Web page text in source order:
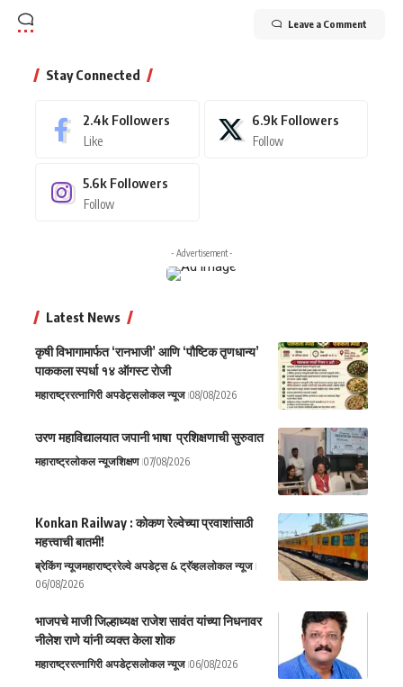
Leave a Comment
Stay Connected
2.4k Followers
Like
6.9k Followers
Follow
5.6k Followers
Follow
- Advertisement -
Latest News
कृषी विभागामार्फत ‘रानभाजी’ आणि ‘पौष्टिक तृणधान्य’
पाककला स्पर्धा १४ ऑगस्ट रोजी
महाराष्ट्ररत्नागिरी अपडेट्सलोकल न्यूज 08/08/2026
उरण महाविद्यालयात जपानी भाषा प्रशिक्षणाची सुरुवात
महाराष्ट्रलोकल न्यूजशिक्षण 07/08/2026
Konkan Railway : कोकण रेल्वेच्या प्रवाशांसाठी
महत्त्वाची बातमी!
ब्रेकिंग न्यूजमहाराष्ट्ररेल्वे अपडेट्स & ट्रॅव्हललोकल न्यूज
06/08/2026
भाजपचे माजी जिल्हाध्यक्ष राजेश सावंत यांच्या निधनावर
नीलेश राणे यांनी व्यक्त केला शोक
महाराष्ट्ररत्नागिरी अपडेट्सलोकल न्यूज 06/08/2026